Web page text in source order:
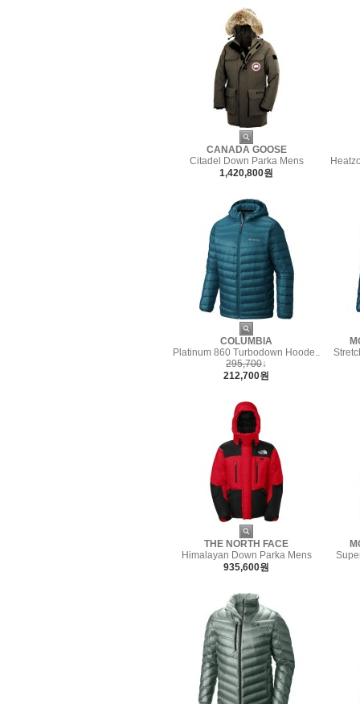
CANADA GOOSE
Citadel Down Parka Mens
1,420,800원
COLUMBIA
Platinum 860 Turbodown Hoode..
295,700↓
212,700원
THE NORTH FACE
Himalayan Down Parka Mens
935,600원